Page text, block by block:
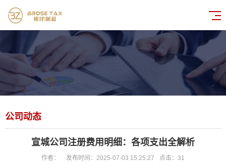
公司动态
宣城公司注册费用明细：各项支出全解析
作者： 发布时间：2025-07-03 15:25:27 点击： 31